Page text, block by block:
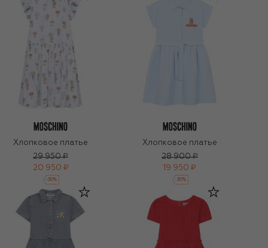
Хлопковое платье
29 950 ₽
20 950 ₽
-30%
Хлопковое платье
28 900 ₽
19 950 ₽
-30%